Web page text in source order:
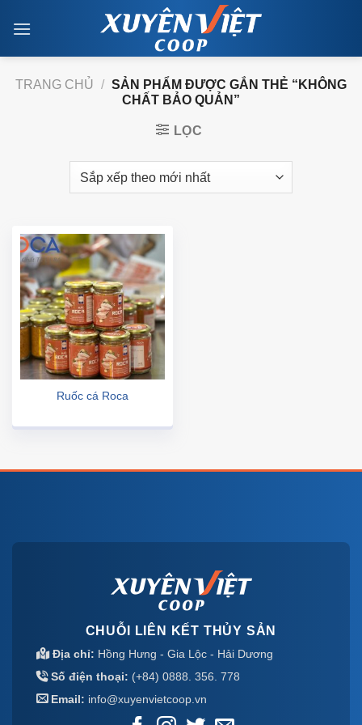
TRANG CHỦ / SẢN PHẨM ĐƯỢC GẮN THẺ “KHÔNG
CHẤT BẢO QUẢN”
LỌC
Ruốc cá Roca
CHUỖI LIÊN KẾT THỦY SẢN
Địa chỉ: Hồng Hưng - Gia Lộc - Hải Dương
Số điện thoại: (+84) 0888. 356. 778
Email: info@xuyenvietcoop.vn